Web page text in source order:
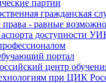
партии
гражданская
- равные
доступности
портал
центр
при ЦИК